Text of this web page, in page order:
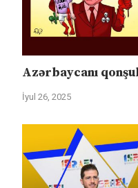
Azərbaycanı
İyul 26, 2025